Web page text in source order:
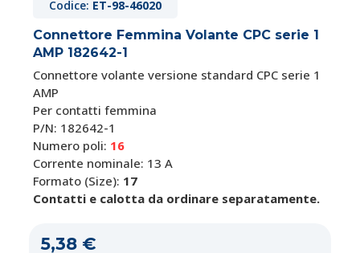
Codice: ET-98-46020
Connettore Femmina Volante CPC serie 1
AMP 182642-1
Connettore volante versione standard CPC serie 1
AMP
Per contatti femmina
P/N: 182642-1
Numero poli: 16
Corrente nominale: 13 A
Formato (Size): 17
Contatti e calotta da ordinare separatamente.
5,38 €